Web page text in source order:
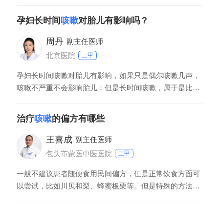
嗽的症状，产后有可能会自行恢复正常。
孕妇长时间咳嗽对胎儿有影响吗？
周丹 副主任医师
北京医院
三甲
孕妇长时间咳嗽对胎儿有影响，如果只是偶尔咳嗽几声，
咳嗽不严重不会影响胎儿；但是长时间咳嗽，属于是比较
收缩，容易诱发先兆流产或者是早产。
治疗咳嗽的偏方有哪些
王喜成 副主任医师
包头市蒙医中医医院
三甲
一般不建议患者随便食用民间偏方，但是正常饮食方面可
以尝试，比如川贝和梨、蜂蜜板栗等。但是特殊的方法患